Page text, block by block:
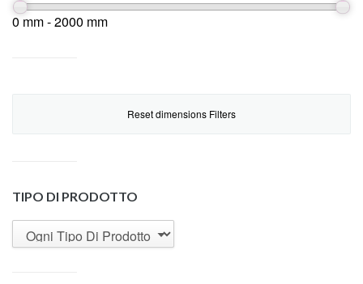
0 mm - 2000 mm
Reset dimensions Filters
TIPO DI PRODOTTO